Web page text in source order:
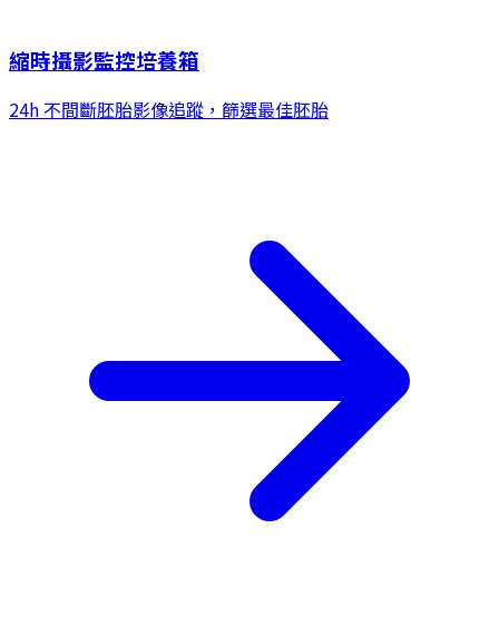
縮時攝影監控培養箱
24h 不間斷胚胎影像追蹤，篩選最佳胚胎